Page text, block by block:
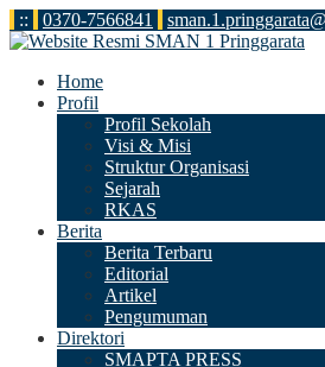
:: 0370-7566841
Home
Profil
Profil Sekolah
Visi & Misi
Struktur Organisasi
Sejarah
RKAS
Berita
Berita Terbaru
Editorial
Artikel
Pengumuman
Direktori
SMAPTA PRESS